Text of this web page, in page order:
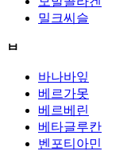
밀크씨슬
ㅂ
바나바잎
베르가못
베르베린
베타글루칸
벤포티아민